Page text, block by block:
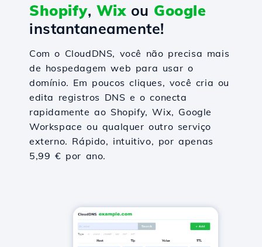
Shopify, Wixou Google
instantaneamente!
Com o CloudDNS, você não precisa mais
de hospedagem web para usar o
domínio. Em poucos cliques, você cria ou
edita registros DNS e o conecta
rapidamente ao Shopify, Wix, Google
Workspace ou qualquer outro serviço
externo. Rápido, intuitivo, por apenas
5,99 € por ano.